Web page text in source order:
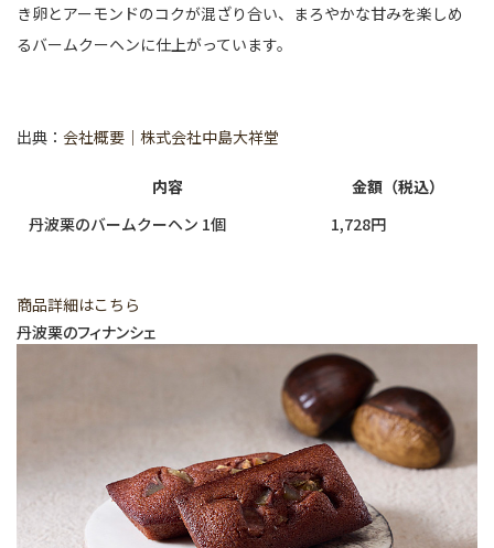
き卵とアーモンドのコクが混ざり合い、まろやかな甘みを楽しめ
るバームクーヘンに仕上がっています。
出典： 会社概要｜株式会社中島大祥堂
内容
金額（税込）
丹波栗のバームクーヘン 1個
1,728円
商品詳細はこちら
丹波栗のフィナンシェ